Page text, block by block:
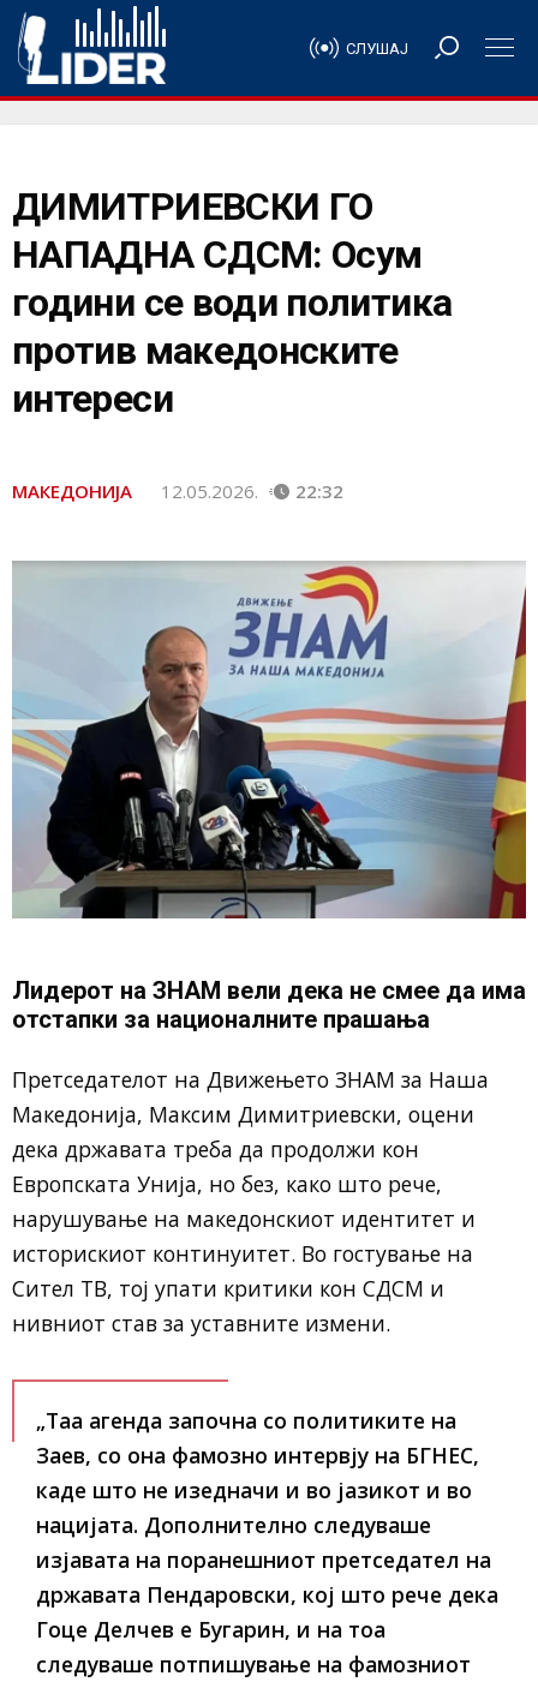
СЛУШАЈ
ДИМИТРИЕВСКИ ГО
НАПАДНА СДСМ: Осум
години се води политика
против македонските
интереси
МАКЕДОНИЈА 12.05.2026. 22:32
Лидерот на ЗНАМ вели дека не смее да има
отстапки за националните прашања
Претседателот на Движењето ЗНАМ за Наша
Македонија, Максим Димитриевски, оцени
дека државата треба да продолжи кон
Европската Унија, но без, како што рече,
нарушување на македонскиот идентитет и
историскиот континуитет. Во гостување на
Сител ТВ, тој упати критики кон СДСМ и
нивниот став за уставните измени.
„Таа агенда започна со политиките на
Заев, со она фамозно интервју на БГНЕС,
каде што не изедначи и во јазикот и во
нацијата. Дополнително следуваше
изјавата на поранешниот претседател на
државата Пендаровски, кој што рече дека
Гоце Делчев е Бугарин, и на тоа
следуваше потпишување на фамозниот